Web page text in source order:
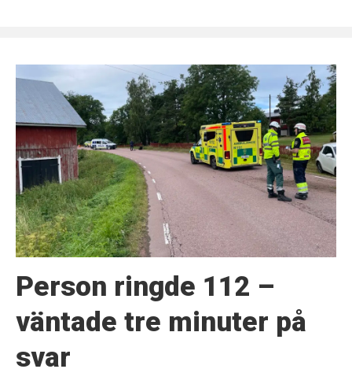
Person ringde 112 –
väntade tre minuter på
svar